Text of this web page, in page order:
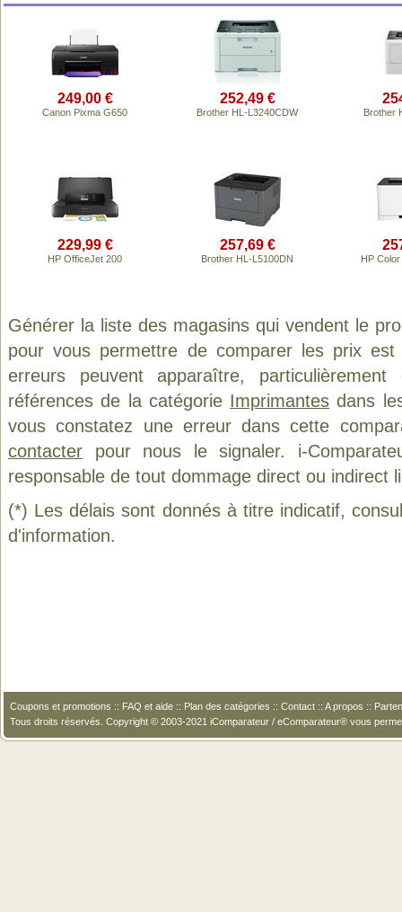
249,00 €
Canon Pixma G650
252,49 €
Brother HL-L3240CDW Brother
229,99 €
HP OfficeJet 200
257,69 €
Brother HL-L5100DN HP
Générer la liste des magasins qui vendent le
pour vous permettre de comparer les prix
erreurs peuvent apparaître,
références de la catégorie Imprimantes dans
vous constatez une erreur dans cette
contacter pour nous le signaler. i-
responsable de tout dommage direct ou indirect
(*) Les délais sont donnés à titre indicatif,
d'information.
Coupons et promotions :: FAQ et aide :: Plan des catégories :: Contact :: A propos ::
Tous droits réservés. Copyright © 2003-2021 iComparateur / eComparateur® vous